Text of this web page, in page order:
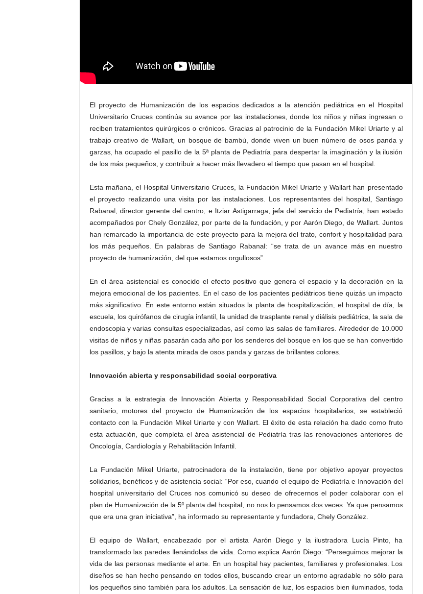
El proyecto de Humanización de los espacios dedicados a la atención pediátrica en el Hospital
Universitario Cruces continúa su avance por las instalaciones, donde los niños y niñas ingresan o
reciben tratamientos quirúrgicos o crónicos. Gracias al patrocinio de la Fundación Mikel Uriarte y al
trabajo creativo de Wallart, un bosque de bambú, donde viven un buen número de osos panda y
garzas, ha ocupado el pasillo de la 5ª planta de Pediatría para despertar la imaginación y la ilusión
de los más pequeños, y contribuir a hacer más llevadero el tiempo que pasan en el hospital.
Esta mañana, el Hospital Universitario Cruces, la Fundación Mikel Uriarte y Wallart han presentado
el proyecto realizando una visita por las instalaciones. Los representantes del hospital, Santiago
Rabanal, director gerente del centro, e Itziar Astigarraga, jefa del servicio de Pediatría, han estado
acompañados por Chely González, por parte de la fundación, y por Aarón Diego, de Wallart. Juntos
han remarcado la importancia de este proyecto para la mejora del trato, confort y hospitalidad para
los más pequeños. En palabras de Santiago Rabanal: “se trata de un avance más en nuestro
proyecto de humanización, del que estamos orgullosos”.
En el área asistencial es conocido el efecto positivo que genera el espacio y la decoración en la
mejora emocional de los pacientes. En el caso de los pacientes pediátricos tiene quizás un impacto
más significativo. En este entorno están situados la planta de hospitalización, el hospital de día, la
escuela, los quirófanos de cirugía infantil, la unidad de trasplante renal y diálisis pediátrica, la sala de
endoscopia y varias consultas especializadas, así como las salas de familiares. Alrededor de 10.000
visitas de niños y niñas pasarán cada año por los senderos del bosque en los que se han convertido
los pasillos, y bajo la atenta mirada de osos panda y garzas de brillantes colores.
Innovación abierta y responsabilidad social corporativa
Gracias a la estrategia de Innovación Abierta y Responsabilidad Social Corporativa del centro
sanitario, motores del proyecto de Humanización de los espacios hospitalarios, se estableció
contacto con la Fundación Mikel Uriarte y con Wallart. El éxito de esta relación ha dado como fruto
esta actuación, que completa el área asistencial de Pediatría tras las renovaciones anteriores de
Oncología, Cardiología y Rehabilitación Infantil.
La Fundación Mikel Uriarte, patrocinadora de la instalación, tiene por objetivo apoyar proyectos
solidarios, benéficos y de asistencia social: “Por eso, cuando el equipo de Pediatría e Innovación del
hospital universitario del Cruces nos comunicó su deseo de ofrecernos el poder colaborar con el
plan de Humanización de la 5º planta del hospital, no nos lo pensamos dos veces. Ya que pensamos
que era una gran iniciativa”, ha informado su representante y fundadora, Chely González.
El equipo de Wallart, encabezado por el artista Aarón Diego y la ilustradora Lucía Pinto, ha
transformado las paredes llenándolas de vida. Como explica Aarón Diego: “Perseguimos mejorar la
vida de las personas mediante el arte. En un hospital hay pacientes, familiares y profesionales. Los
diseños se han hecho pensando en todos ellos, buscando crear un entorno agradable no sólo para
los pequeños sino también para los adultos. La sensación de luz, los espacios bien iluminados, toda